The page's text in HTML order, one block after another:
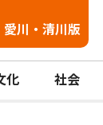
愛川・清川版
化 社会